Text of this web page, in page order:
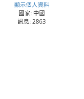
顯示個人資料
國家: 中國
訊息: 2863